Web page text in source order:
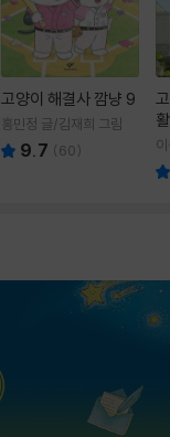
고양이 해결사 깜냥 9
홍민정 글/김재희 그림
9.7 (60)